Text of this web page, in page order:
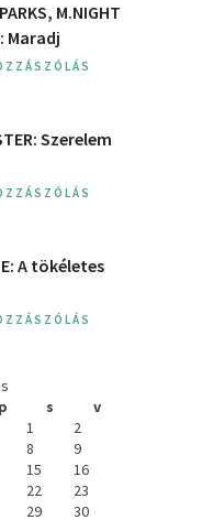
M.NIGHT
Maradj
Szerelem
A ​tökéletes
p s
v
1
2
8
9
15
16
22
23
29
30